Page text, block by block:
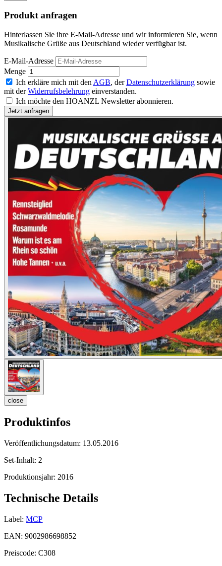
Produkt anfragen
Hinterlassen Sie ihre E-Mail-Adresse und wir informieren Sie, wenn
Musikalische Grüße aus Deutschland wieder verfügbar ist.
E-Mail-Adresse
Menge
Ich erkläre mich mit den AGB, derDatenschutzerklärung sowie
mit derWiderrufsbelehrung einverstanden.
Ich möchte den HOANZL Newsletter abonnieren.
close
Produktinfos
Veröffentlichungsdatum: 13.05.2016
Set-Inhalt: 2
Produktionsjahr: 2016
Technische Details
Label: MCP
EAN: 9002986698852
Preiscode: C308